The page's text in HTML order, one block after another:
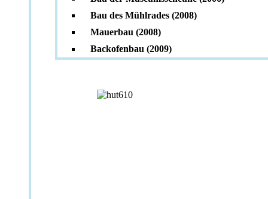
Bau des Mühlrades (2008)
Mauerbau (2008)
Backofenbau (2009)